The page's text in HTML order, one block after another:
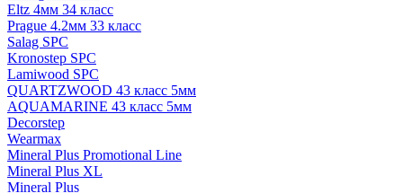
Eltz 4мм 34 класс
Prague 4.2мм 33 класс
Salag SPC
Kronostep SPC
Lamiwood SPC
QUARTZWOOD 43 класс 5мм
AQUAMARINE 43 класс 5мм
Decorstep
Wearmax
Mineral Plus Promotional Line
Mineral Plus XL
Mineral Plus